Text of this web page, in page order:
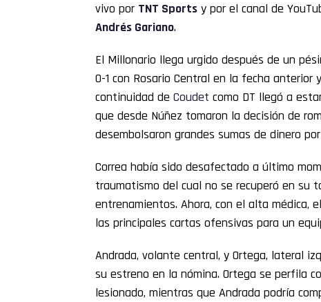
vivo por TNT Sports y por el canal de
Andrés Gariano.
El Millonario llega urgido después de un
0-1 con Rosario Central en la fecha
continuidad de Coudet como DT llegó a
que desde Núñez tomaron la decisión de
desembolsaron grandes sumas de dinero
Correa había sido desafectado a último
traumatismo del cual no se recuperó en su
entrenamientos. Ahora, con el alta médica,
las principales cartas ofensivas para un
Andrada, volante central, y Ortega, lateral
su estreno en la nómina. Ortega se perfila
lesionado, mientras que Andrada podría